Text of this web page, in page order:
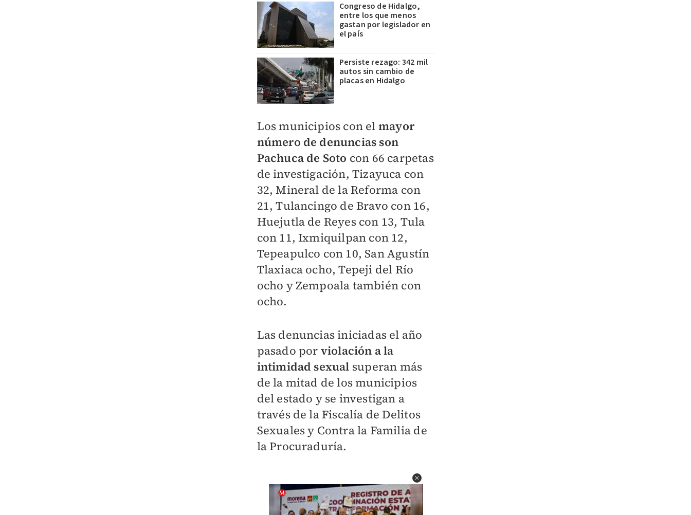
Congreso de Hidalgo,
entre los que menos
gastan por legislador en
el país
Persiste rezago: 342 mil
autos sin cambio de
placas en Hidalgo
Los municipios con el mayor
número de denuncias son
Pachuca de Soto con 66 carpetas
de investigación, Tizayuca con
32, Mineral de la Reforma con
21, Tulancingo de Bravo con 16,
Huejutla de Reyes con 13, Tula
con 11, Ixmiquilpan con 12,
Tepeapulco con 10, San Agustín
Tlaxiaca ocho, Tepeji del Río
ocho y Zempoala también con
ocho.
Las denuncias iniciadas el año
pasado por violación a la
intimidad sexual superan más
de la mitad de los municipios
del estado y se investigan a
través de la Fiscalía de Delitos
Sexuales y Contra la Familia de
la Procuraduría.